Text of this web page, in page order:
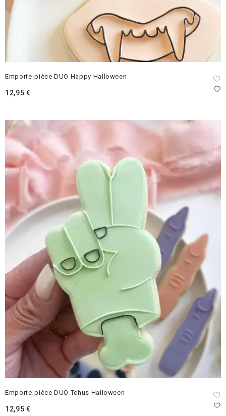
Emporte-pièce DUO Happy Halloween
12,95 €
Emporte-pièce DUO Tchus Halloween
12,95 €